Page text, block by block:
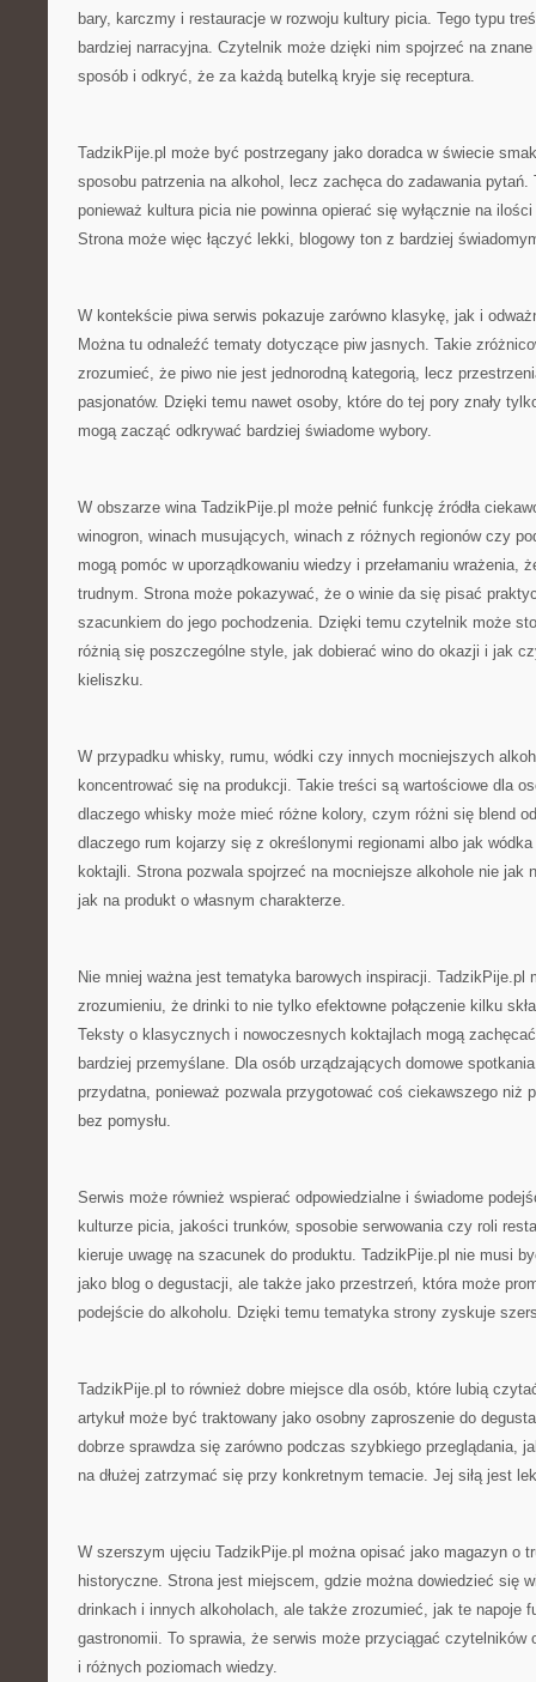
bary, karczmy i restauracje w rozwoju kultury picia. Tego typu
bardziej narracyjna. Czytelnik może dzięki nim spojrzeć na znane
sposób i odkryć, że za każdą butelką kryje się receptura.
TadzikPije.pl może być postrzegany jako doradca w świecie
sposobu patrzenia na alkohol, lecz zachęca do zadawania pytań.
ponieważ kultura picia nie powinna opierać się wyłącznie na
Strona może więc łączyć lekki, blogowy ton z bardziej
W kontekście piwa serwis pokazuje zarówno klasykę, jak i
Można tu odnaleźć tematy dotyczące piw jasnych. Takie
zrozumieć, że piwo nie jest jednorodną kategorią, lecz
pasjonatów. Dzięki temu nawet osoby, które do tej pory znały
mogą zacząć odkrywać bardziej świadome wybory.
W obszarze wina TadzikPije.pl może pełnić funkcję źródła
winogron, winach musujących, winach z różnych regionów czy
mogą pomóc w uporządkowaniu wiedzy i przełamaniu wrażenia,
trudnym. Strona może pokazywać, że o winie da się pisać
szacunkiem do jego pochodzenia. Dzięki temu czytelnik może
różnią się poszczególne style, jak dobierać wino do okazji i jak
kieliszku.
W przypadku whisky, rumu, wódki czy innych mocniejszych
koncentrować się na produkcji. Takie treści są wartościowe dla
dlaczego whisky może mieć różne kolory, czym różni się blend
dlaczego rum kojarzy się z określonymi regionami albo jak
koktajli. Strona pozwala spojrzeć na mocniejsze alkohole nie jak
jak na produkt o własnym charakterze.
Nie mniej ważna jest tematyka barowych inspiracji. TadzikPije.pl
zrozumieniu, że drinki to nie tylko efektowne połączenie kilku
Teksty o klasycznych i nowoczesnych koktajlach mogą
bardziej przemyślane. Dla osób urządzających domowe
przydatna, ponieważ pozwala przygotować coś ciekawszego niż
bez pomysłu.
Serwis może również wspierać odpowiedzialne i świadome
kulturze picia, jakości trunków, sposobie serwowania czy roli
kieruje uwagę na szacunek do produktu. TadzikPije.pl nie musi
jako blog o degustacji, ale także jako przestrzeń, która może
podejście do alkoholu. Dzięki temu tematyka strony zyskuje
TadzikPije.pl to również dobre miejsce dla osób, które lubią
artykuł może być traktowany jako osobny zaproszenie do
dobrze sprawdza się zarówno podczas szybkiego przeglądania,
na dłużej zatrzymać się przy konkretnym temacie. Jej siłą jest
W szerszym ujęciu TadzikPije.pl można opisać jako magazyn o
historyczne. Strona jest miejscem, gdzie można dowiedzieć się
drinkach i innych alkoholach, ale także zrozumieć, jak te napoje
gastronomii. To sprawia, że serwis może przyciągać czytelników
i różnych poziomach wiedzy.